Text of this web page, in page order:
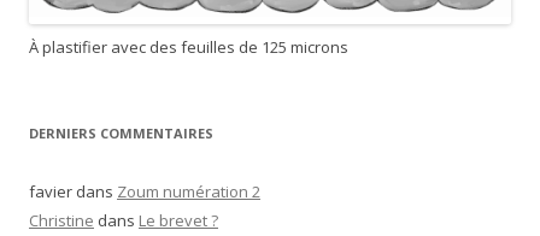
À plastifier avec des feuilles de 125 microns
DERNIERS COMMENTAIRES
favier dans Zoum numération 2
Christine dans Le brevet ?